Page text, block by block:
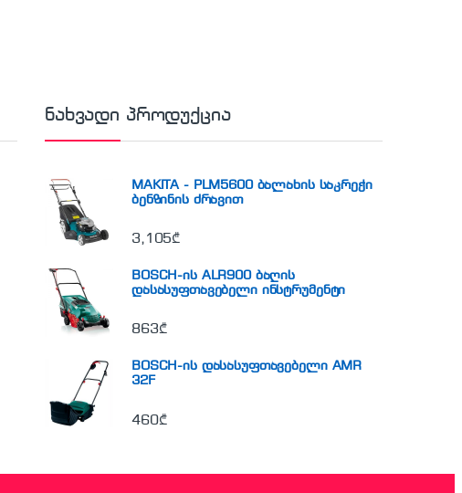
ნახვადი პროდუქცია
MAKITA - PLM5600 ბალახის საკრეჭი
ბენზინის ძრავით
3,105₾
BOSCH-ის ALR900 ბაღის
დასასუფთავებელი ინსტრუმენტი
863₾
BOSCH-ის დასასუფთავებელი AMR
32F
460₾